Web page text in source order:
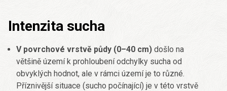
Intenzita sucha
V povrchové vrstvě půdy (0–40 cm) došlo na
většině území k prohloubení odchylky sucha od
obvyklých hodnot, ale v rámci území je to různé.
Příznivější situace (sucho počínající) je v této vrstvě